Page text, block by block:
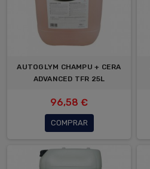
AUTOGLYM CHAMPU + CERA
ADVANCED TFR 25L
96,58 €
COMPRAR